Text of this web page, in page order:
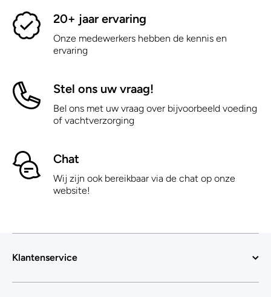
20+ jaar ervaring
Onze medewerkers hebben de kennis en
ervaring
Stel ons uw vraag!
Bel ons met uw vraag over bijvoorbeeld voeding
of vachtverzorging
Chat
Wij zijn ook bereikbaar via de chat op onze
website!
Klantenservice